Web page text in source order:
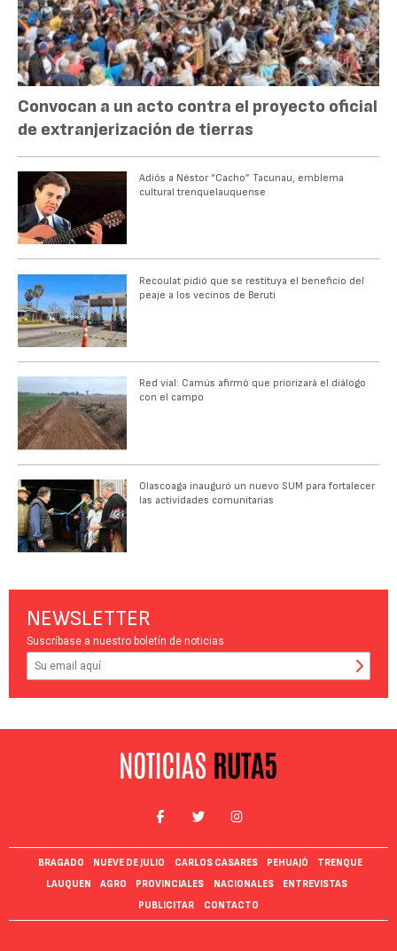
Convocan a un acto contra el proyecto oficial
de extranjerización de tierras
Adiós a Néstor “Cacho” Tacunau, emblema
cultural trenquelauquense
Recoulat pidió que se restituya el beneficio del
peaje a los vecinos de Beruti
Red vial: Camús afirmó que priorizará el diálogo
con el campo
Olascoaga inauguró un nuevo SUM para fortalecer
las actividades comunitarias
NEWSLETTER
Suscríbase a nuestro boletín de noticias
BRAGADO NUEVE DE JULIO CARLOS CASARES PEHUAJÓ
TRENQUE
LAUQUEN
AGRO PROVINCIALES NACIONALES
ENTREVISTAS
PUBLICITAR
CONTACTO